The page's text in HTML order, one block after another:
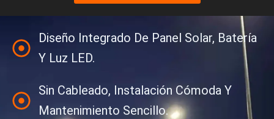
Diseño Integrado De Panel Solar, Batería
Y Luz LED.
Sin Cableado, Instalación Cómoda Y
Mantenimiento Sencillo.